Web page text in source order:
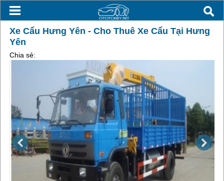
Xe Cẩu Hưng Yên - Cho Thuê Xe Cẩu Tại Hưng
Yên
Chia sẻ: